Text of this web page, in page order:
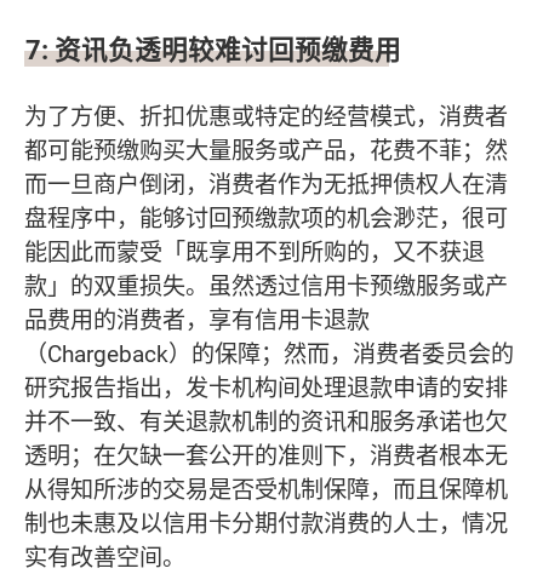
7:资讯负透明较难讨回预缴费用
为了方便、折扣优惠或特定的经营模式，消费者
都可能预缴购买大量服务或产品，花费不菲；然
而一旦商户倒闭，消费者作为无抵押债权人在清
盘程序中，能够讨回预缴款项的机会渺茫，很可
能因此而蒙受「既享用不到所购的，又不获退
款」的双重损失。虽然透过信用卡预缴服务或产
品费用的消费者，享有信用卡退款
（Chargeback）的保障；然而，消费者委员会的
研究报告指出，发卡机构间处理退款申请的安排
并不一致、有关退款机制的资讯和服务承诺也欠
透明；在欠缺一套公开的准则下，消费者根本无
从得知所涉的交易是否受机制保障，而且保障机
制也未惠及以信用卡分期付款消费的人士，情况
实有改善空间。